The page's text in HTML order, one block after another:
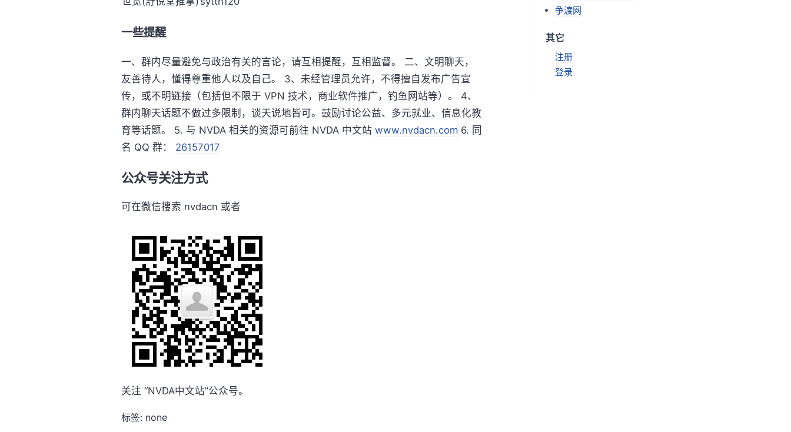
一些提醒
一、群内尽量避免与政治有关的言论，请互相提醒，互相监督。 二、文明聊天，
友善待人，懂得尊重他人以及自己。 3、未经管理员允许，不得擅自发布广告宣
传，或不明链接（包括但不限于 VPN 技术，商业软件推广，钓鱼网站等）。 4、
群内聊天话题不做过多限制，谈天说地皆可。鼓励讨论公益、多元就业、信息化教
育等话题。 5. 与 NVDA 相关的资源可前往 NVDA 中文站 www.nvdacn.com 6. 同
名 QQ 群： 26157017
公众号关注方式
可在微信搜索 nvdacn 或者
关注 “NVDA中文站”公众号。
标签: none
争渡网
其它
注册
登录